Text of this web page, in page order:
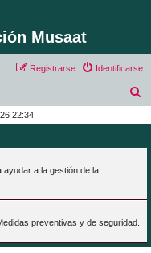
Musaat
Identificarse
Registrarse
c
22:34
a la gestión de la
preventivas y de seguridad.